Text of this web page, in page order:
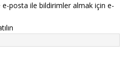
posta ile bildirimler almak için e-